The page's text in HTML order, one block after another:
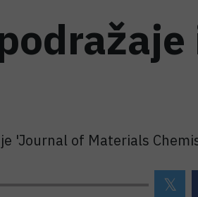
'Journal of Materials